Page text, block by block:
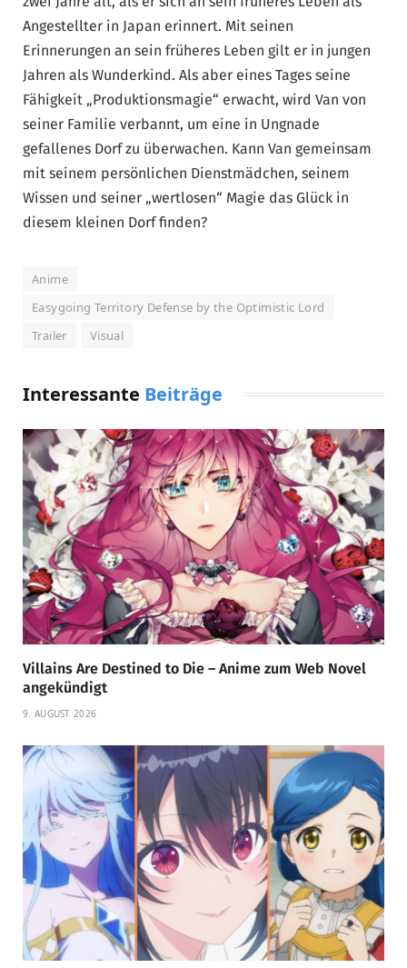
Angestellter in Japan erinnert. Mit seinen
Erinnerungen an sein früheres Leben gilt er in jungen
Jahren als Wunderkind. Als aber eines Tages seine
Fähigkeit „Produktionsmagie“ erwacht, wird Van von
seiner Familie verbannt, um eine in Ungnade
gefallenes Dorf zu überwachen. Kann Van gemeinsam
mit seinem persönlichen Dienstmädchen, seinem
Wissen und seiner „wertlosen“ Magie das Glück in
diesem kleinen Dorf finden?
Anime
Easygoing Territory Defense by the Optimistic Lord
Trailer
Visual
Interessante Beiträge
Villains Are Destined to Die – Anime zum Web Novel
angekündigt
9. AUGUST 2026